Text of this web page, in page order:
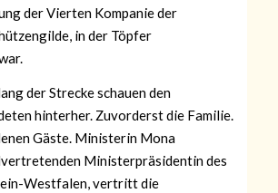
der Vierten Kompanie der
in der Töpfer
der Strecke schauen den
hinterher. Zuvorderst die Familie.
Gäste. Ministerin Mona
Ministerpräsidentin des
Westfalen, vertritt die